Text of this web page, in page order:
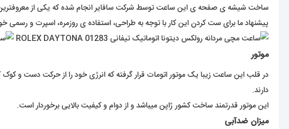
ساخت شیشه ی صفحه ی این ساعت توسط شرکت سافایر انجام شده که یکی از
پیشنهاد ما برای ست کردن این کار با توجه به طراحی، استفاده ی روزمره، اسپرت و
موتور
دارند.
این موتور قدرتمند ساخت کشور ژاپن میباشد و از دوام و کیفیت بالایی برخوردار است.
میزان ضدآبی